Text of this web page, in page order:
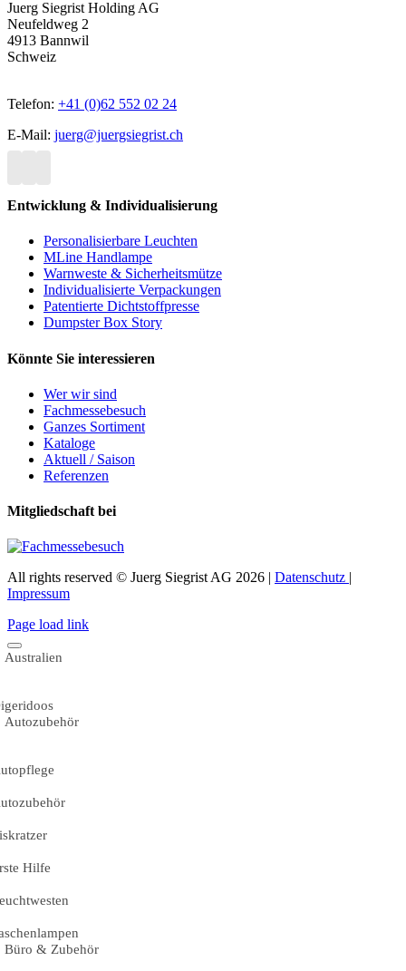
Juerg Siegrist Holding AG
Neufeldweg 2
4913 Bannwil
Schweiz
Telefon: +41 (0)62 552 02 24
E-Mail: juerg@juergsiegrist.ch
Entwicklung & Individualisierung
Personalisierbare Leuchten
MLine Handlampe
Warnweste & Sicherheitsmütze
Individualisierte Verpackungen
Patentierte Dichtstoffpresse
Dumpster Box Story
Könnte Sie interessieren
Wer wir sind
Fachmessebesuch
Ganzes Sortiment
Kataloge
Aktuell / Saison
Referenzen
Mitgliedschaft bei
All rights reserved © Juerg Siegrist AG 2026 | Datenschutz |
Impressum
Page load link
Australien
Autozubehör
Hilfe
Büro & Zubehör